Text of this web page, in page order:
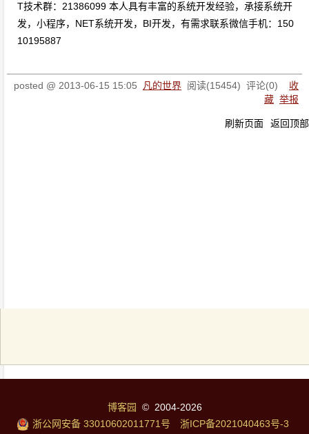
T技术群：21386099 本人具有丰富的系统开发经验，承接系统开
发，小程序，NET系统开发，BI开发，有需求联系微信手机：150
10195887
posted @ 2013-06-15 15:05 凡的世界 阅读(15454) 评论(0) 收
藏 举报
刷新页面 返回顶部
博客园
© 2004-2026
浙公网安备 33010602011771号
浙ICP备2021040463号-3